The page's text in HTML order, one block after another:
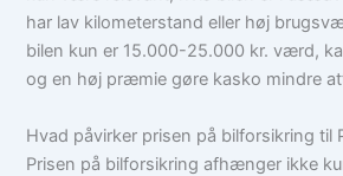
har lav kilometerstand eller høj
bilen kun er 15.000-25.000 kr. værd,
og en høj præmie gøre kasko mindre
Hvad påvirker prisen på bilforsikring til
Prisen på bilforsikring afhænger ikke